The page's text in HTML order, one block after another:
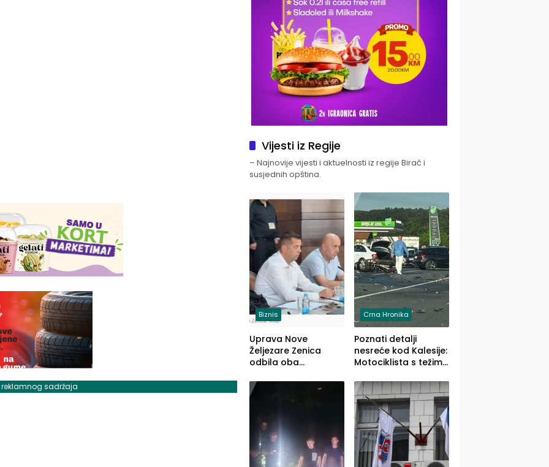
reklamnog sadržaja
Vijesti iz Regije
– Najnovije vijesti i aktuelnosti iz regije Birač i
susjednih opština.
Biznis
Uprava Nove
Željezare Zenica
odbila oba
FBiH: Ustrajni da je
stečaj jedino rješenje
Crna Hronika
Poznati detalji
nesreće kod Kalesije:
Motociklista s težim,
lakšim povredama